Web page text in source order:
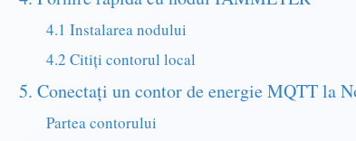
4.1 Instalarea nodului
4.2 Citiți contorul local
5. Conectați un contor de energie MQTT la
Partea contorului